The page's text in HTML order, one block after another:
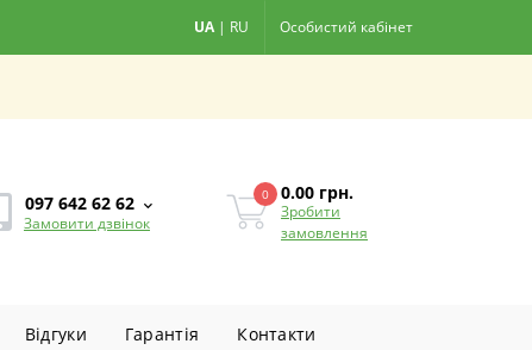
UA | RU Особистий кабінет
097 642 62 62
Замовити дзвінок
0 0.00 грн.
Зробити
замовлення
Вiдгуки Гарантiя Контакти